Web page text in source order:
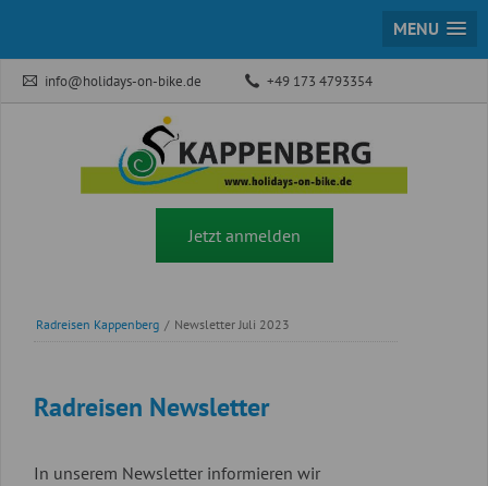
MENU
info@holidays-on-bike.de +49 173 4793354
Jetzt anmelden
Radreisen Kappenberg / Newsletter Juli 2023
Radreisen Newsletter
In unserem Newsletter informieren wir